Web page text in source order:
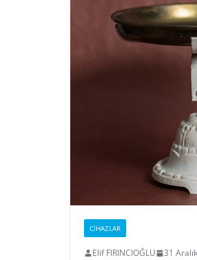
CIHAZLAR
Elif FIRINCIOĞLU 31